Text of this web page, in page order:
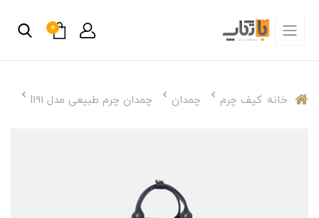
0
خانه کیف چرم چمدان چمدان چرم طبیعی مدل l191